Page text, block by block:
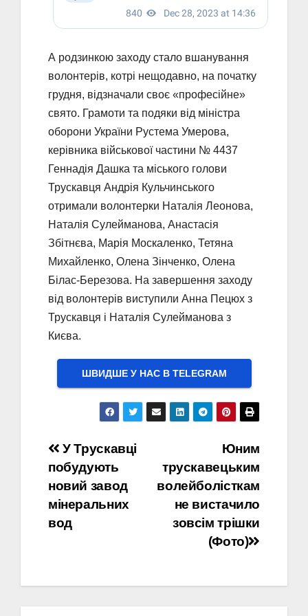
А родзинкою заходу стало вшанування
волонтерів, котрі нещодавно, на початку
грудня, відзначали своє «професійне»
свято. Грамоти та подяки від міністра
оборони України Рустема Умерова,
керівника військової частини № 4437
Геннадія Дашка та міського голови
Трускавця Андрія Кульчинського
отримали волонтерки Наталія Леонова,
Наталія Сулейманова, Анастасія
Збітнєва, Марія Москаленко, Тетяна
Михайленко, Олена Зінченко, Олена
Білас-Березова. На завершення заходу
від волонтерів виступили Анна Пецюх з
Трускавця і Наталія Сулейманова з
Києва.
ШВИДШЕ У НАС В ТELEGRAM
Навігація
записів
Юним
трускавецьким
волейболісткам
не вистачило
зовсім трішки
(Фото)
У Трускавці
побудують
новий завод
мінеральних
вод